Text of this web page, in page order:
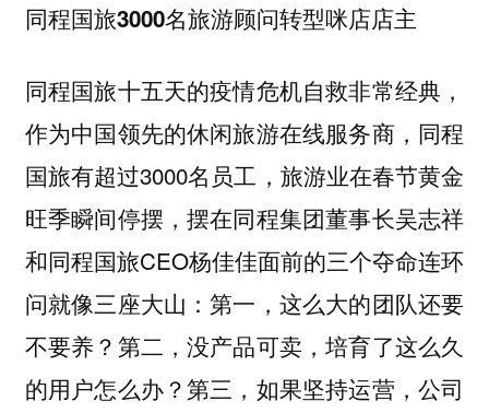
同程国旅3000名旅游顾问转型咪店店主
同程国旅十五天的疫情危机自救非常经典，
作为中国领先的休闲旅游在线服务商，同程
国旅有超过3000名员工，旅游业在春节黄金
旺季瞬间停摆，摆在同程集团董事长吴志祥
和同程国旅CEO杨佳佳面前的三个夺命连环
问就像三座大山：第一，这么大的团队还要
不要养？第二，没产品可卖，培育了这么久
的用户怎么办？第三，如果坚持运营，公司